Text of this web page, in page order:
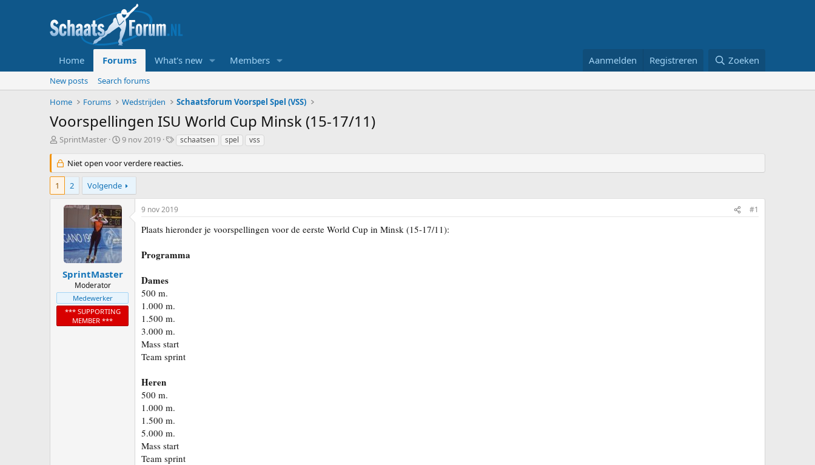
Home Forums What's new Members Aanmelden Registreren Zoeken
New posts
Search forums
Home
Forums Wedstrijden Schaatsforum Voorspel Spel (VSS)
Voorspellingen ISU World Cup Minsk (15-17/11)
T
p
i
s
SprintMaster
S
a
r
t
d
a
t
u
m
9 nov 2019
T
g
s
schaatsen spel vss
Niet open voor verdere reacties.
1 2 Volgende
SprintMaster
Moderator
Medewerker
*** SUPPORTING
MEMBER ***
9 nov 2019 #1
Plaats hieronder je voorspellingen voor de eerste World Cup in Minsk (15-17/11):
Programma
Dames
500 m.
1.000 m.
1.500 m.
3.000 m.
Mass start
Team sprint
Heren
500 m.
1.000 m.
1.500 m.
5.000 m.
Mass start
Team sprint